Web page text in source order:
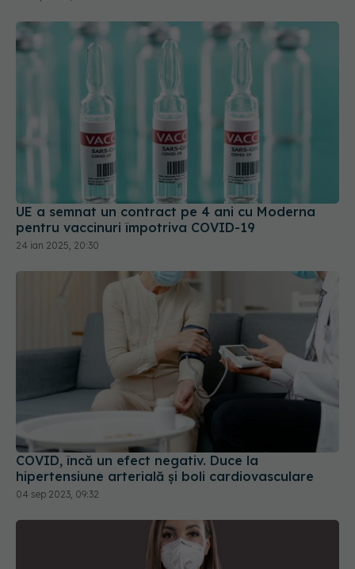
UE a semnat un contract pe 4 ani cu Moderna
pentru vaccinuri împotriva COVID-19
24 ian 2025, 20:30
COVID, încă un efect negativ. Duce la
hipertensiune arterială și boli cardiovasculare
04 sep 2023, 09:32